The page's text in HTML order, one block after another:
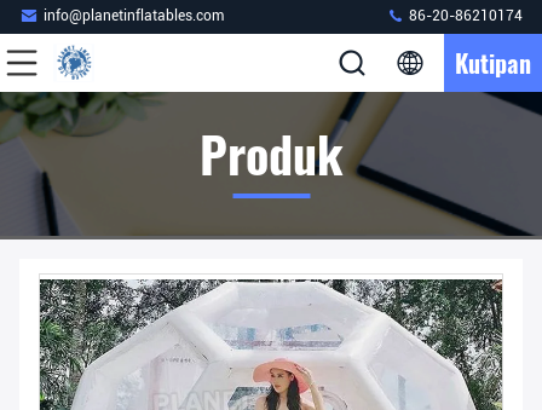
info@planetinflatables.com 86-20-86210174
Kutipan
Produk